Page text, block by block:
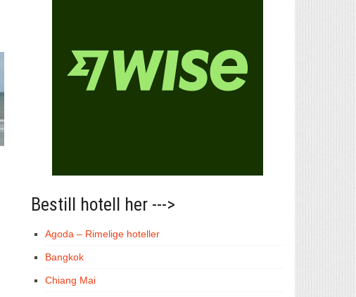
Bestill hotell her --->
Agoda – Rimelige hoteller
Bangkok
Chiang Mai